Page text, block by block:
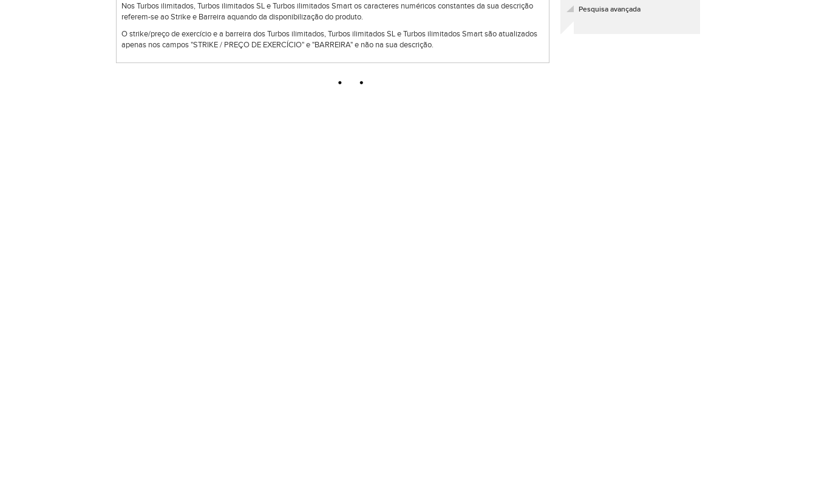
Nos Turbos ilimitados, Turbos ilimitados SL e Turbos ilimitados Smart os caracteres numéricos constantes da sua descrição
referem-se ao Strike e Barreira aquando da disponibilização do produto.
O strike/preço de exercício e a barreira dos Turbos ilimitados, Turbos ilimitados SL e Turbos ilimitados Smart são atualizados
apenas nos campos "STRIKE / PREÇO DE EXERCÍCIO" e "BARREIRA" e não na sua descrição.
Pesquisa avançada